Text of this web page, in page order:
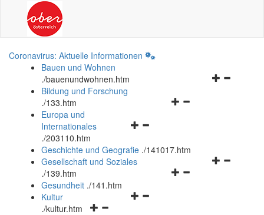
Coronavirus: Aktuelle Informationen
Bauen und Wohnen
./bauenundwohnen.htm
Navigationsmenü
Bildung und Forschung
./133.htm
Navigationsmenü
und
schließen
Europa und
Internationales
./203110.htm
Geschichte und Geografie ./141017.htm
Navigationsmenü
Gesellschaft und Soziales
./139.htm
Navigationsmenü
Gesundheit ./141.htm
Navigationsmenü
Kultur
./kultur.htm